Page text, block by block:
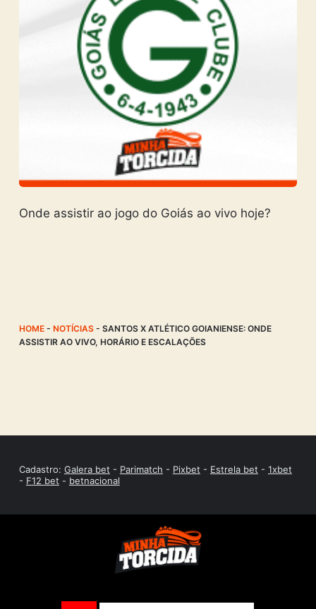
Onde assistir ao jogo do Goiás ao vivo hoje?
HOME- NOTÍCIAS- SANTOS X ATLÉTICO GOIANIENSE: ONDE
ASSISTIR AO VIVO, HORÁRIO E ESCALAÇÕES
Cadastro: Galera bet - Parimatch - Pixbet - Estrela bet - 1xbet
- F12 bet - betnacional